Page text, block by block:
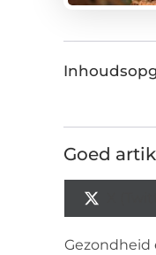
Goed
Gezondheid